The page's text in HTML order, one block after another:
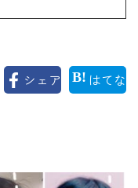
シェア はてな